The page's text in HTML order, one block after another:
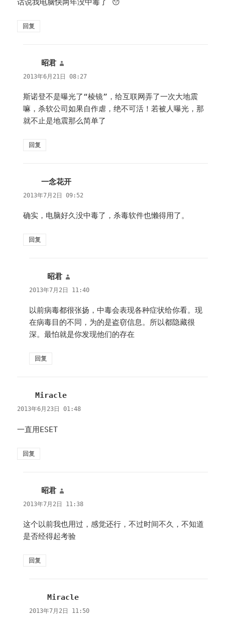
话说我电脑快两年没中毒了 😯
回复
昭君
道：
2013年6月21日 08:27
斯诺登不是曝光了“棱镜”，给互联网弄了一次大地震
嘛，杀软公司如果自作虐，绝不可活！若被人曝光，那
就不止是地震那么简单了
回复
一念花开
道：
2013年7月2日 09:52
确实，电脑好久没中毒了，杀毒软件也懒得用了。
回复
昭君
道：
2013年7月2日 11:40
以前病毒都很张扬，中毒会表现各种症状给你看。现
在病毒目的不同，为的是盗窃信息。所以都隐藏很
深。最怕就是你发现他们的存在
回复
Miracle
道：
2013年6月23日 01:48
一直用ESET
回复
昭君
道：
2013年7月2日 11:38
这个以前我也用过，感觉还行，不过时间不久，不知道
是否经得起考验
回复
Miracle
道：
2013年7月2日 11:50